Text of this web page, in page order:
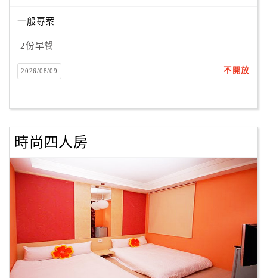
訂
房
Q&A
旅
卡
訂
房
收
據
一般專案
2份早餐
2026/08/09 不開放
時尚四人房